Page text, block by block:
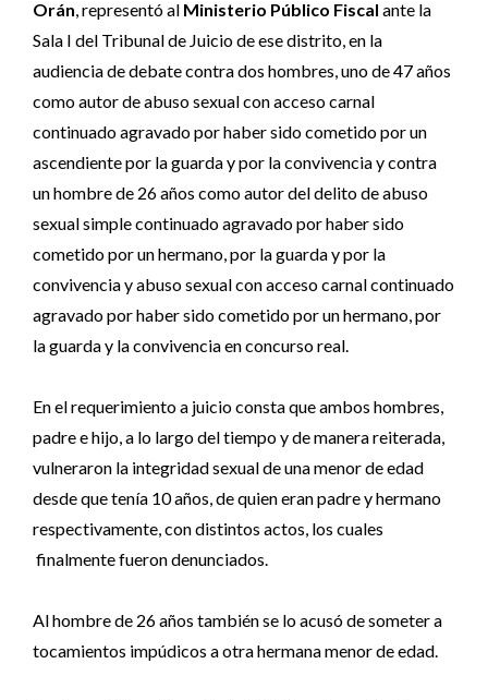
Orán, representó al Ministerio Público Fiscal ante la
Sala I del Tribunal de Juicio de ese distrito, en la
audiencia de debate contra dos hombres, uno de 47 años
como autor de abuso sexual con acceso carnal
continuado agravado por haber sido cometido por un
ascendiente por la guarda y por la convivencia y contra
un hombre de 26 años como autor del delito de abuso
sexual simple continuado agravado por haber sido
cometido por un hermano, por la guarda y por la
convivencia y abuso sexual con acceso carnal continuado
agravado por haber sido cometido por un hermano, por
la guarda y la convivencia en concurso real.
En el requerimiento a juicio consta que ambos hombres,
padre e hijo, a lo largo del tiempo y de manera reiterada,
vulneraron la integridad sexual de una menor de edad
desde que tenía 10 años, de quien eran padre y hermano
respectivamente, con distintos actos, los cuales
finalmente fueron denunciados.
Al hombre de 26 años también se lo acusó de someter a
tocamientos impúdicos a otra hermana menor de edad.